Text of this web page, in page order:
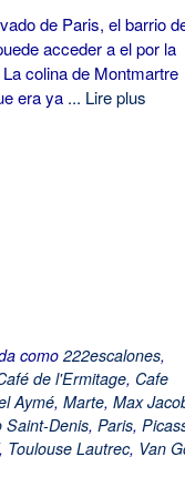
de Paris, el barrio
acceder a el por la
colina de Montmartre
era ya ... Lire plus
como 222escalones,
de l'Ermitage, Cafe
Aymé, Marte, Max
Saint-Denis, Paris,
Toulouse Lautrec, Van